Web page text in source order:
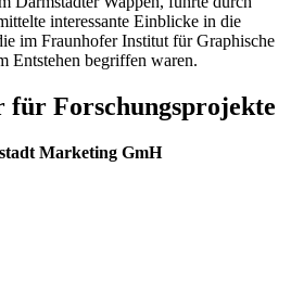
interessante Einblicke in die
im Fraunhofer Institut für Graphische
Entstehen begriffen waren.
für Forschungsprojekte
Marketing GmH